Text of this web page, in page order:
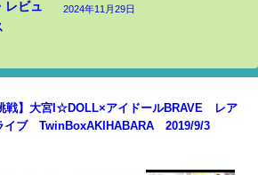
レビュ
2024年11月29日
戦】大宮I☆DOLL×アイドールBRAVE レア
イブ TwinBoxAKIHABARA 2019/9/3